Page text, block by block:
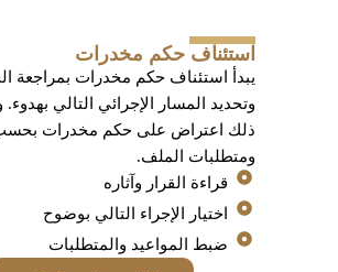
استئناف حكم مخدرات
يبدأ استئناف حكم مخدرات بمراجعة
وتحديد المسار الإجرائي التالي
ذلك اعتراض على حكم مخدرات
ومتطلبات الملف.
قراءة القرار وآثاره
اختيار الإجراء التالي بوضوح
ضبط المواعيد والمتطلبات